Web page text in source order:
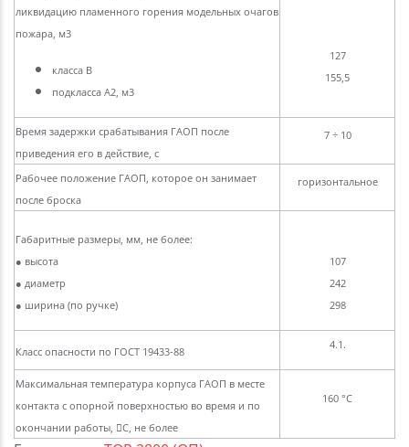
ликвидацию пламенного горения модельных очагов
пожара, м3
класса В
подкласса А2, м3
127
155,5
Время задержки срабатывания ГАОП после
приведения его в действие, с
7 ÷ 10
Рабочее положение ГАОП, которое он занимает
после броска
горизонтальное
Габаритные размеры, мм, не более:
● высота
● диаметр
● ширина (по ручке)
107
242
298
Класс опасности по ГОСТ 19433-88
4.1.
Максимальная температура корпуса ГАОП в месте
контакта с опорной поверхностью во время и по
окончании работы, С, не более
160 °С